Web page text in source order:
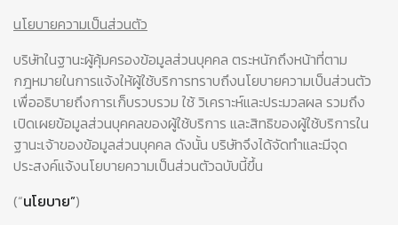
นโยบายความเป็นส่วนตัว
บริษัทในฐานะผู้คุ้มครองข้อมูลส่วนบุคคล ตระหนักถึงหน้าที่ตาม
กฎหมายในการแจ้งให้ผู้ใช้บริการทราบถึงนโยบายความเป็นส่วนตัว
เพื่ออธิบายถึงการเก็บรวบรวม ใช้ วิเคราะห์และประมวลผล รวมถึง
เปิดเผยข้อมูลส่วนบุคคลของผู้ใช้บริการ และสิทธิของผู้ใช้บริการใน
ฐานะเจ้าของข้อมูลส่วนบุคคล ดังนั้น บริษัทจึงได้จัดทำและมีจุด
ประสงค์แจ้งนโยบายความเป็นส่วนตัวฉบับนี้ขึ้น
(“นโยบาย”)